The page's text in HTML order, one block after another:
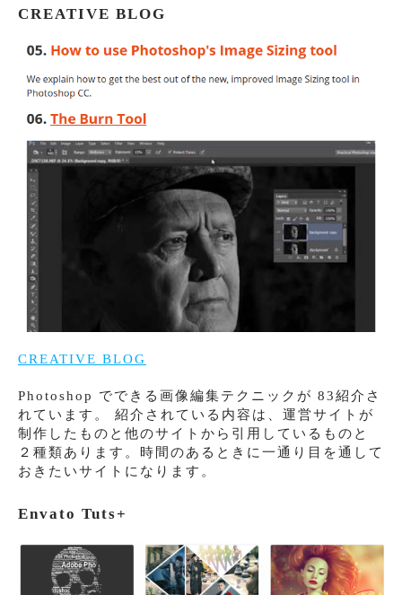
CREATIVE BLOG
CREATIVE BLOG
Photoshop でできる画像編集テクニックが 83紹介さ
れています。 紹介されている内容は、運営サイトが
制作したものと他のサイトから引用しているものと
２種類あります。時間のあるときに一通り目を通して
おきたいサイトになります。
Envato Tuts+